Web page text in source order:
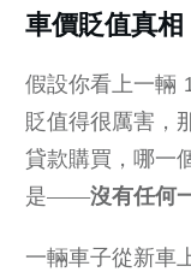
車價貶值真
假設你看上一輛
貶值得很厲害，
貸款購買，哪一
是——沒有任何
一輛車子從新車